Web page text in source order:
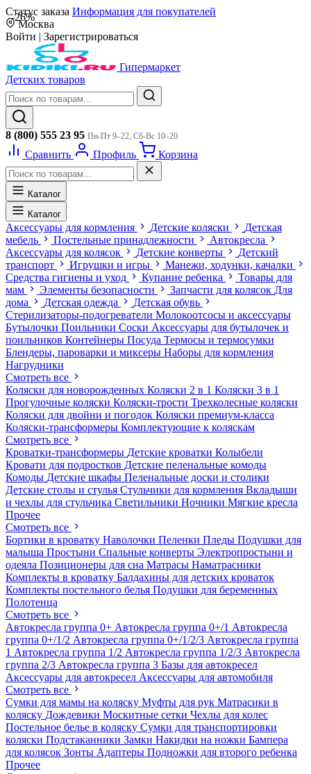
Статус заказа Информация для покупателей
Москва
Войти | Зарегистрироваться
Гипермаркет
Детских товаров
8 (800) 555 23 95 Пн-Пт 9–22, Сб-Вс 10–20
Сравнить Профиль Корзина
Каталог
Каталог
Аксессуары для кормления Детские коляски
Детская
мебель
Постельные принадлежности
Автокресла
Аксессуары для колясок
Детские конверты
Детский
транспорт
Игрушки и игры
Манежи, ходунки, качалки
Средства гигиены и уход
Купание ребенка
Товары для
мам
Элементы безопасности Запчасти для колясок Для
дома
Детская одежда
Детская обувь
Стерилизаторы-подогреватели Молокоотсосы и аксессуары
Бутылочки Поильники Соски Аксессуары для бутылочек и
поильников Контейнеры Посуда Термосы и термосумки
Блендеры, пароварки и миксеры Наборы для кормления
Нагрудники
Смотреть все
Коляски для новорожденных Коляски 2 в 1 Коляски 3 в 1
Прогулочные коляски Коляски-трости Трехколесные коляски
Коляски для двойни и погодок Коляски премиум-класса
Коляски-трансформеры Комплектующие к коляскам
Смотреть все
Кроватки-трансформеры Детские кроватки Колыбели
Кровати для подростков Детские пеленальные комоды
Комоды Детские шкафы Пеленальные доски и столики
Детские столы и стулья Стульчики для кормления Вкладыши
и чехлы для стульчика Светильники Ночники Мягкие кресла
Прочее
Смотреть все
Бортики в кроватку Наволочки Пеленки Пледы Подушки для
малыша Простыни Спальные конверты Электропростыни и
одеяла Позиционеры для сна Матрасы Наматрасники
Комплекты в кроватку Балдахины для детских кроваток
Комплекты постельного белья Подушки для беременных
Полотенца
Смотреть все
Автокресла группа 0+ Автокресла группа 0+/1 Автокресла
группа 0+/1/2 Автокресла группа 0+/1/2/3 Автокресла группа
1 Автокресла группа 1/2 Автокресла группа 1/2/3 Автокресла
группа 2/3 Автокресла группа 3 Базы для автокресел
Аксессуары для автокресел Аксессуары для автомобиля
Смотреть все
Сумки для мамы на коляску Муфты для рук Матрасики в
коляску Дождевики Москитные сетки Чехлы для колес
Постельное белье в коляску Сумки для транспортировки
коляски Подстаканники Замки Накидки на ножки Бампера
для колясок Зонты Адаптеры Подножки для второго ребенка
Прочее
-26%